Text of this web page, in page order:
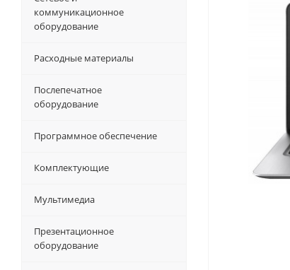
коммуникационное
оборудование
Расходные материалы
Послепечатное
оборудование
Программное обеспечение
Комплектующие
Мультимедиа
Презентационное
оборудование